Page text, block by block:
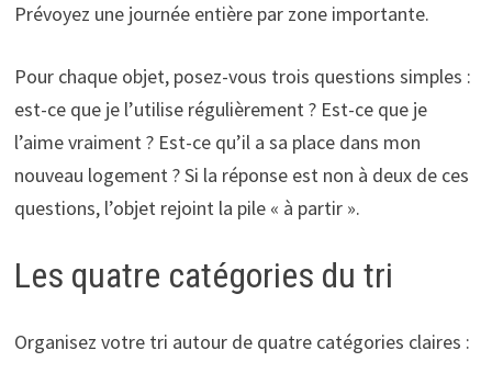
Prévoyez une journée entière par zone importante.
Pour chaque objet, posez-vous trois questions simples :
est-ce que je l’utilise régulièrement ? Est-ce que je
l’aime vraiment ? Est-ce qu’il a sa place dans mon
nouveau logement ? Si la réponse est non à deux de ces
questions, l’objet rejoint la pile « à partir ».
Les quatre catégories du tri
Organisez votre tri autour de quatre catégories claires :